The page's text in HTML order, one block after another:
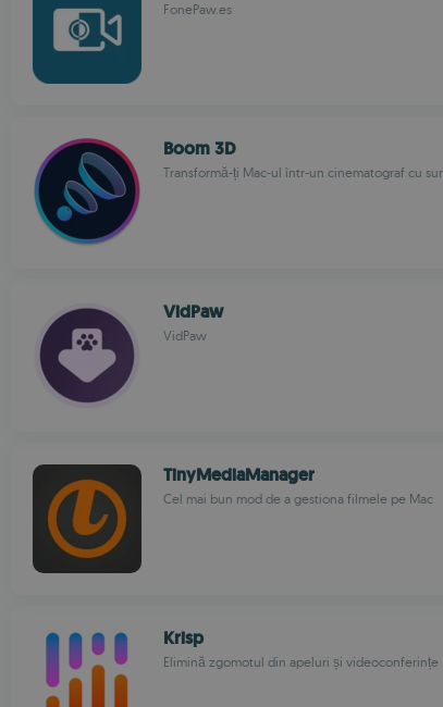
FonePaw.es
Boom 3D
Transformă-ți Mac-ul într-un cinematograf cu
VidPaw
VidPaw
TinyMediaManager
Cel mai bun mod de a gestiona filmele pe Mac
Krisp
Elimină zgomotul din apeluri și videoconferințe